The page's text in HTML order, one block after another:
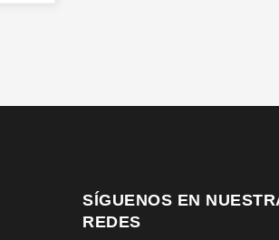
SÍGUENOS EN
REDES